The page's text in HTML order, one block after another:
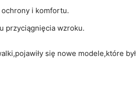
i komfortu.
przyciągnięcia wzroku.
się ‍nowe modele,które